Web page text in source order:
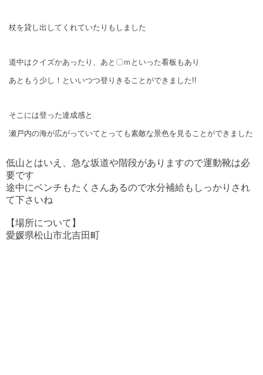
杖を貸し出してくれていたりもしました
道中はクイズかあったり、あと〇ｍといった看板もあり
あともう少し！といいつつ登りきることができました!!
そこには登った達成感と
瀬戸内の海が広がっていて とっても素敵な景色を見ることができました
低山とはいえ、急な坂道や階段がありますので運動靴は必
要です
途中にベンチもたくさんあるので水分補給もしっかり され
て下さいね
【場所について】
愛媛県松山市北吉田町